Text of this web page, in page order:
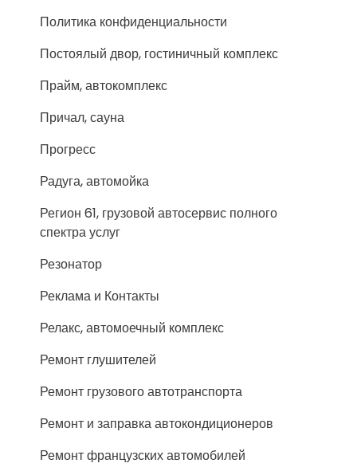
Политика конфиденциальности
Постоялый двор, гостиничный комплекс
Прайм, автокомплекс
Причал, сауна
Прогресс
Радуга, автомойка
Регион 61, грузовой автосервис полного
спектра услуг
Резонатор
Реклама и Контакты
Релакс, автомоечный комплекс
Ремонт глушителей
Ремонт грузового автотранспорта
Ремонт и заправка автокондиционеров
Ремонт французских автомобилей